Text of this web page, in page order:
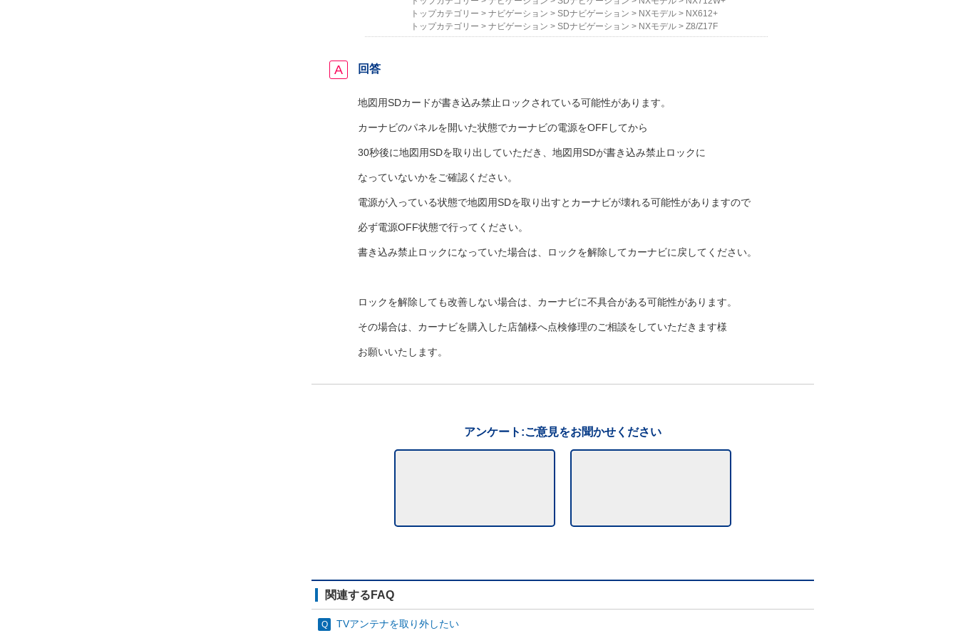
トップカテゴリー > ナビゲーション > SDナビゲーション > NXモデル > NX612+
トップカテゴリー > ナビゲーション > SDナビゲーション > NXモデル > Z8/Z17F
回答
地図用SDカードが書き込み禁止ロックされている可能性があります。
カーナビのパネルを開いた状態でカーナビの電源をOFFしてから
30秒後に地図用SDを取り出していただき、地図用SDが書き込み禁止ロックに
なっていないかをご確認ください。
電源が入っている状態で地図用SDを取り出すとカーナビが壊れる可能性がありますので
必ず電源OFF状態で行ってください。
書き込み禁止ロックになっていた場合は、ロックを解除してカーナビに戻してください。
ロックを解除しても改善しない場合は、カーナビに不具合がある可能性があります。
その場合は、カーナビを購入した店舗様へ点検修理のご相談をしていただきます様
お願いいたします。
アンケート:ご意見をお聞かせください
関連するFAQ
TVアンテナを取り外したい